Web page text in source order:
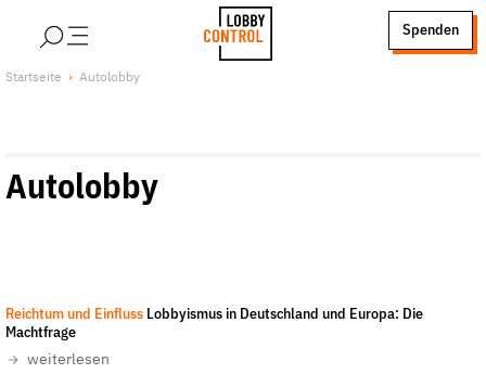
Spenden
Über uns
Finanzierung
Unsere Schwerpunkte
Lobbykontrolle und Regeln
Startseite Autolobby
Autolobby
Reichtum und Einfluss Lobbyismus in Deutschland und Europa: Die
Machtfrage
weiterlesen